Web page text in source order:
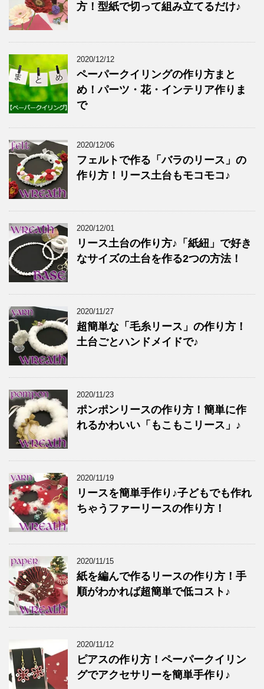
方！型紙で切って組み立てるだけ♪
2020/12/12
ペーパークイリングの作り方まと
め！パーツ・花・インテリア作りま
で
2020/12/06
フェルトで作る「バラのリース」の
作り方！リース土台もモコモコ♪
2020/12/01
リース土台の作り方♪「紙紐」で好き
なサイズの土台を作る2つの方法！
2020/11/27
超簡単な「毛糸リース」の作り方！
土台ごとハンドメイドで♪
2020/11/23
ポンポンリースの作り方！簡単に作
れるかわいい「もこもこリース」♪
2020/11/19
リースを簡単手作り♪子どもでも作れ
ちゃうファーリースの作り方！
2020/11/15
紙を編んで作るリースの作り方！手
順がわかれば超簡単で低コスト♪
2020/11/12
ピアスの作り方！ペーパークイリン
グでアクセサリーを簡単手作り♪